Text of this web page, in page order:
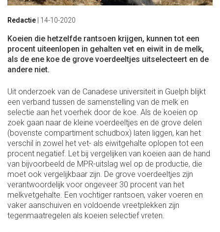
Redactie 14-10-2020
Koeien die hetzelfde rantsoen krijgen, kunnen tot een
procent uiteenlopen in gehalten vet en eiwit in de melk,
als de ene koe de grove voerdeeltjes uitselecteert en de
andere niet.
Uit onderzoek van de Canadese universiteit in Guelph blijkt
een verband tussen de samenstelling van de melk en
selectie aan het voerhek door de koe. Als de koeien op
zoek gaan naar de kleine voerdeeltjes en de grove delen
(bovenste compartiment schudbox) laten liggen, kan het
verschil in zowel het vet- als eiwitgehalte oplopen tot een
procent negatief. Let bij vergelijken van koeien aan de hand
van bijvoorbeeld de MPR-uitslag wel op de productie, die
moet ook vergelijkbaar zijn. De grove voerdeeltjes zijn
verantwoordelijk voor ongeveer 30 procent van het
melkvetgehalte. Een vochtiger rantsoen, vaker voeren en
vaker aanschuiven en voldoende vreetplekken zijn
tegenmaatregelen als koeien selectief vreten.